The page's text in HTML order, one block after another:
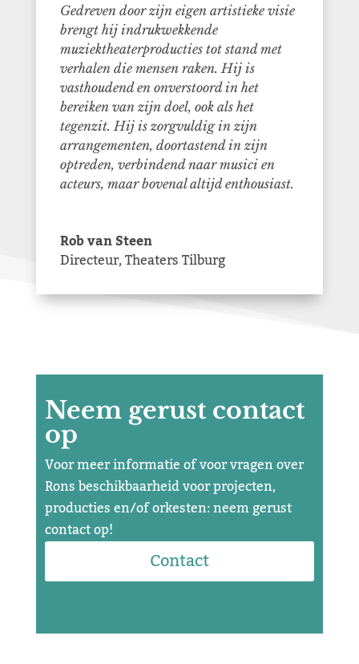
Gedreven door zijn eigen artistieke visie
brengt hij indrukwekkende
muziektheaterproducties tot stand met
verhalen die mensen raken. Hij is
vasthoudend en onverstoord in het
bereiken van zijn doel, ook als het
tegenzit. Hij is zorgvuldig in zijn
arrangementen, doortastend in zijn
optreden, verbindend naar musici en
acteurs, maar bovenal altijd enthousiast.
Rob van Steen
Directeur,Theaters Tilburg
Neem gerust contact
op
Voor meer informatie of voor vragen over
Rons beschikbaarheid voor projecten,
producties en/of orkesten: neem gerust
contact op!
Contact